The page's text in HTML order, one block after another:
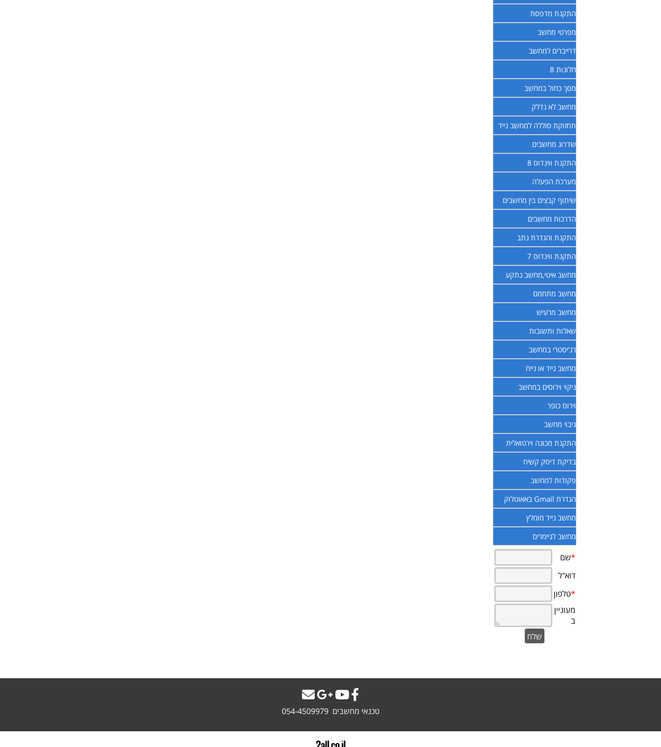
התקנת מדפסת
מפרטי מחשב
דרייברים למחשב
חלונות 8
מסך כחול במחשב
מחשב לא נדלק
תחזוקת סוללה למחשב נייד
שדרוג מחשבים
התקנת ווינדוס 8
מערכת הפעלה
שיתוף קבצים בין מחשבים
הדרכות מחשבים
התקנת והגדרת נתב
התקנת ווינדוס 7
מחשב איטי,מחשב נתקע
מחשב מתחמם
מחשב מרעיש
שאלות ותשובות
רג'יסטרי במחשב
מחשב נייד או נייח
ניקוי וירוסים במחשב
וירוס כופר
גיבוי מחשב
התקנת מכונה וירטואלית
בדיקת דיסק קשיח
פקודות למחשב
הגדרת Gmail באאוטלוק
מחשב נייד מומלץ
מחשב לגיימרים
טכנאי מחשבים 054-4509979